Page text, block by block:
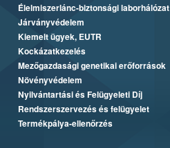
Élelmiszerlánc-biztonsági laborhálózat
Járványvédelem
Kiemelt ügyek, EUTR
Kockázatkezelés
Mezőgazdasági genetikai erőforrások
Növényvédelem
Nyilvántartási és Felügyeleti Díj
Rendszerszervezés és felügyelet
Termékpálya-ellenőrzés